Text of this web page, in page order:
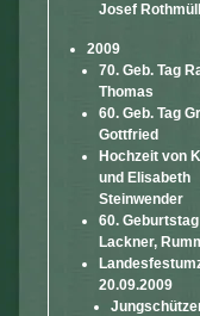
Josef
2009
70. Geb. Tag
Thomas
60. Geb. Tag
Gottfried
Hochzeit von
und Elisabeth
Steinwender
60.
Lackner,
20.09.2009